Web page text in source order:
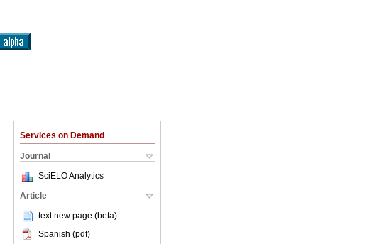
Services on Demand
Journal
SciELO Analytics
Article
text new page (beta)
Spanish (pdf)